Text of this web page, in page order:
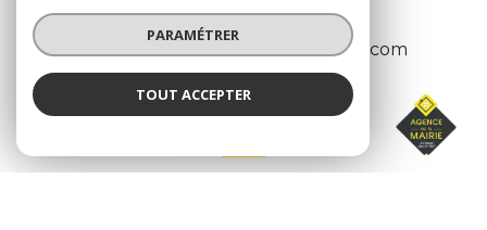
AGENCE DE LA MAIRIE
01 69 40 13 13
agence.delamairie.draveil@gmail.com
Nous adhérons
PARAMÉTRER
TOUT ACCEPTER